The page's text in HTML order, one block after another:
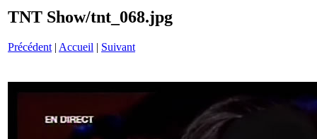
TNT Show/tnt_068.jpg
Précédent | Accueil | Suivant